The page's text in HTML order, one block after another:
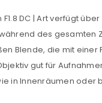
F1.8 DC | Art verfügt
während des
Blende, die mit
gut für
in Innenräumen oder